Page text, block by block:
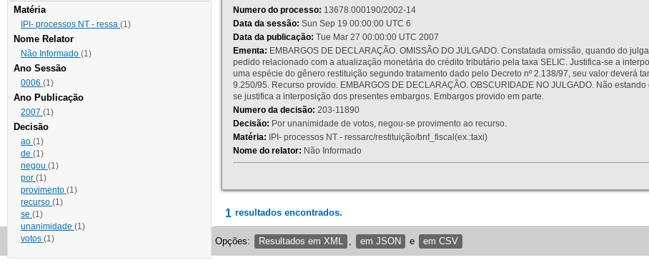
Matéria
IPI- processos NT - ressa (1)
Nome Relator
Não Informado (1)
Ano Sessão
0006 (1)
Ano Publicação
2007 (1)
Decisão
ao (1)
de (1)
negou (1)
por (1)
provimento (1)
recurso (1)
se (1)
unanimidade (1)
votos (1)
Numero do processo: 13678.000190/2002-14
Data da sessão: Sun Sep 19 00:00:00 UTC 6
Data da publicação: Tue Mar 27 00:00:00 UTC 2007
Ementa: EMBARGOS DE DECLARAÇÃO. OMISSÃO DO JULGADO. Constatada omissão, quando do
pedido relacionado com a atualização monetária do crédito tributário pela taxa SELIC. Justifica-se a
uma espécie do gênero restituição segundo tratamento dado pelo Decreto nº 2.138/97, seu valor deverá
9.250/95. Recurso provido. EMBARGOS DE DECLARAÇÃO. OBSCURIDADE NO JULGADO. Não
se justifica a interposição dos presentes embargos. Embargos provido em parte.
Numero da decisão: 203-11890
Decisão: Por unanimidade de votos, negou-se provimento ao recurso.
Matéria: IPI- processos NT - ressarc/restituição/bnf_fiscal(ex.:taxi)
Nome do relator: Não Informado
1 resultados encontrados.
Opções: Resultados em XML em JSON e em CSV